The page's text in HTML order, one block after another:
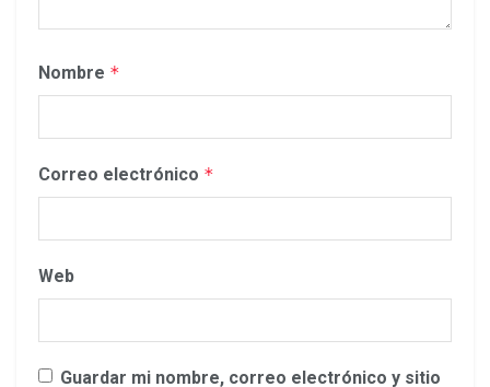
Nombre *
Correo electrónico *
Web
Guardar mi nombre, correo electrónico y sitio